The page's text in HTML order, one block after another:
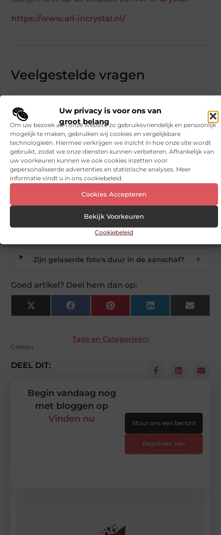
Uw privacy is voor ons van
groot belang
Om uw bezoek aan onze website zo gebruiksvriendelijk en persoonlijk
mogelijk te maken, gebruiken wij cookies en vergelijkbare
technologieën. Hiermee verkrijgen we inzicht in hoe onze site wordt
gebruikt, zodat we onze diensten kunnen verbeteren. Afhankelijk van
uw voorkeuren kunnen we ook cookies inzetten voor
gepersonaliseerde advertenties en statistische analyses. Meer
informatie vindt u in ons cookiebeleid.
Cookies Accepteren
Bekijk Voorkeuren
Cookiebeleid
https://www.all-incrystal.nl/
Veelgestelde vragen
laten laseren?
Hoe nauwkeurig is de lasertechniek voor
foto's in glas?
▼
Waar kan ik een gelaserde glasfoto het beste ▼
Is een foto in glas laseren geschikt als
cadeau?
Zijn gelaserde foto's duur in de aanschaf? ▼
Goed artikel? Deel hem dan op:
X
(Twitter)
Facebook Pinterest LinkedIn Email
Tags en Categorieën:
Cadeau
DEEL DIT:
Begin vandaag nog
met bloggen op
Vinden nu
Stuur ons een bericht
Registreer hier